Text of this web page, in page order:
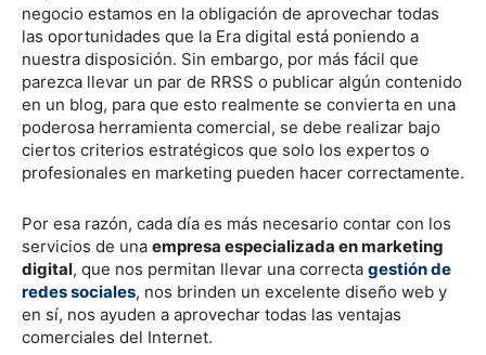
negocio estamos en la obligación de aprovechar todas
las oportunidades que la Era digital está poniendo a
nuestra disposición. Sin embargo, por más fácil que
parezca llevar un par de RRSS o publicar algún contenido
en un blog, para que esto realmente se convierta en una
poderosa herramienta comercial, se debe realizar bajo
ciertos criterios estratégicos que solo los expertos o
profesionales en marketing pueden hacer correctamente.
Por esa razón, cada día es más necesario contar con los
servicios de una empresa especializada en marketing
digital, que nos permitan llevar una correcta gestión de
redes sociales, nos brinden un excelente diseño web y
en sí, nos ayuden a aprovechar todas las ventajas
comerciales del Internet.